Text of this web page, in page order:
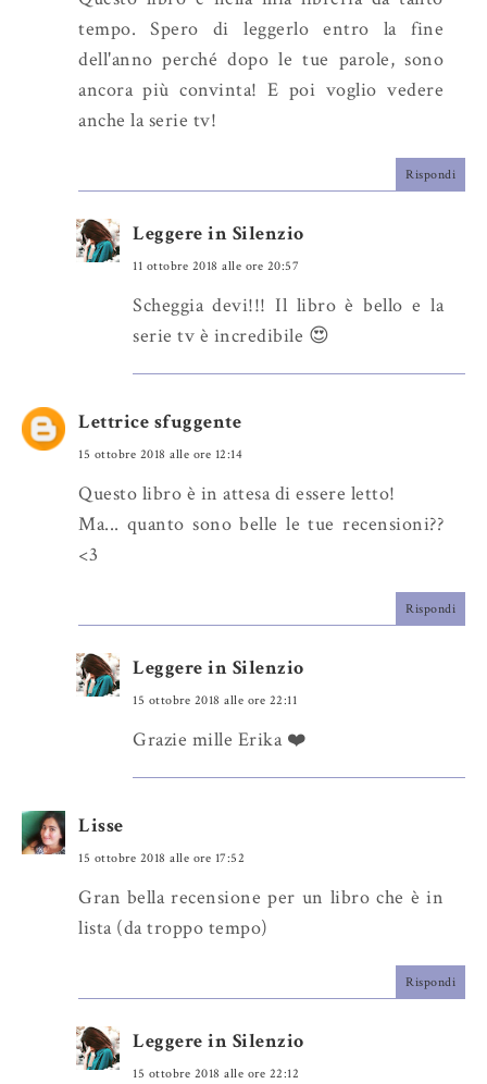
tempo. Spero di leggerlo entro la fine
dell'anno perché dopo le tue parole, sono
ancora più convinta! E poi voglio vedere
anche la serie tv!
Rispondi
Leggere in Silenzio
11 ottobre 2018 alle ore 20:57
Scheggia devi!!! Il libro è bello e la
serie tv è incredibile 😍
Lettrice sfuggente
15 ottobre 2018 alle ore 12:14
Questo libro è in attesa di essere letto!
Ma... quanto sono belle le tue recensioni??
<3
Rispondi
Leggere in Silenzio
15 ottobre 2018 alle ore 22:11
Grazie mille Erika ❤️
Lisse
15 ottobre 2018 alle ore 17:52
Gran bella recensione per un libro che è in
lista (da troppo tempo)
Rispondi
Leggere in Silenzio
15 ottobre 2018 alle ore 22:12